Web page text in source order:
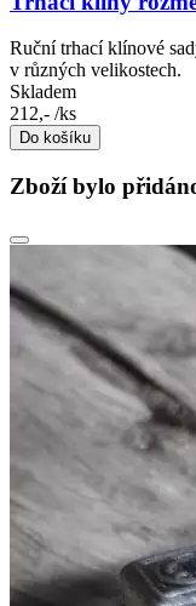
Ruční trhací klínové
v různých velikostech.
Skladem
212,- /ks
Do košíku
Zboží bylo